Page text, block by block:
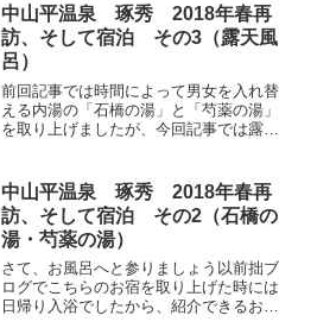
中山平温泉 琢秀 2018年春再
訪、そして宿泊 その3（露天風
呂）
前回記事では時間によって男女を入れ替
える内湯の「石橋の湯」と「芍薬の湯」
を取り上げましたが、今回記事では露天
上げた「芍薬の湯」の1人用樽風呂を除け
ば、2つの露天風呂が...
中山平温泉 琢秀 2018年春再
訪、そして宿泊 その2（石橋の
湯・芍薬の湯）
さて、お風呂へと参りましょう以前拙ブ
ログでこちらのお宿を取り上げた時には
日帰り入浴でしたから、紹介できるお風